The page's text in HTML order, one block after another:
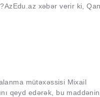
xəbər verir ki,
mütəxəssisi Mixail
qeyd edərək, bu maddənin